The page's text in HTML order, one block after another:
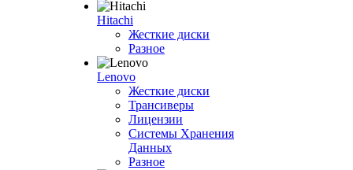
Hitachi
Жесткие диски
Разное
Lenovo
Жесткие диски
Трансиверы
Лицензии
Системы Хранения
Данных
Разное